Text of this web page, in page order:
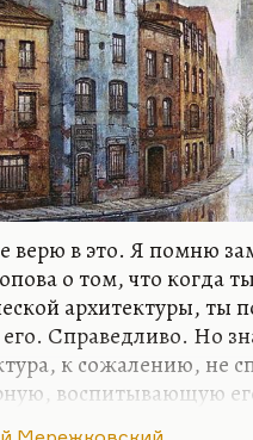
верю в это. Я помню
о том, что когда
архитектуры, ты
Справедливо. Но
к сожалению, не
воспитывающую